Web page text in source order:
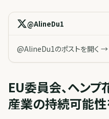
@AlineDu1
@AlineDu1のポストを開く →
EU委員会、ヘン
産業の持続可能